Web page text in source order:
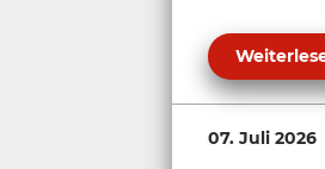
07. Juli 2026